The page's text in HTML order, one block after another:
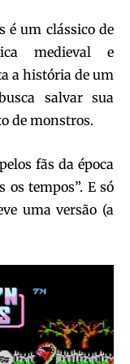
é um clássico de
medieval e
a história de um
salvar sua
de monstros.
fãs da época
os tempos”. E só
uma versão (a